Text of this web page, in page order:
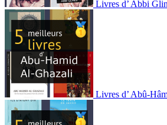
Livres d’ Abbi
Livres d’ Abû-